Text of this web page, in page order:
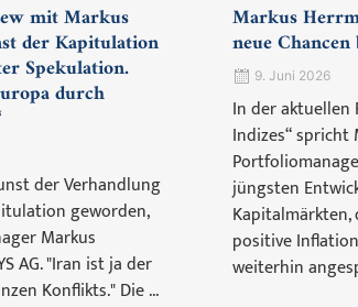
mit Markus
der Kapitulation
Spekulation.
durch
der Verhandlung
geworden,
Markus
AG. "Iran ist ja der
Konflikts." Die ...
Markus
neue
9. Juni 2026
In der aktuellen
Indizes“ spricht
jüngsten
Kapitalmärkten,
positive
weiterhin